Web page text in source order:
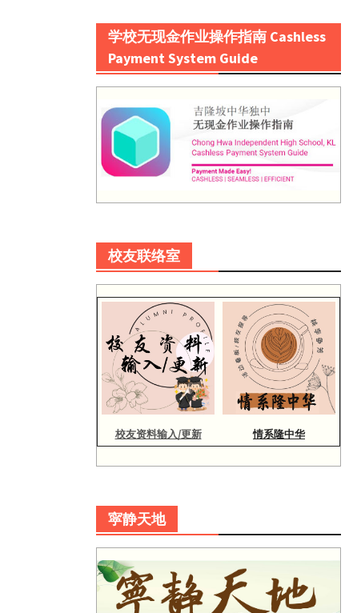
学校无现金作业操作指南 Cashless
Payment System Guide
校友联络室
校友资料输入/更新 情系隆中华
寜静天地